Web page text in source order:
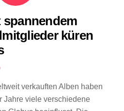
spannendem
küren
verkauften Alben haben
Jahre viele verschiedene